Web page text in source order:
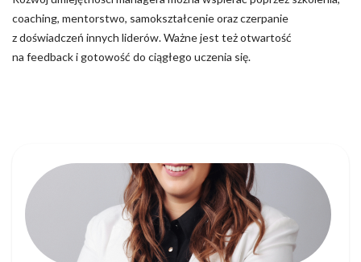
coaching, mentorstwo, samokształcenie oraz czerpanie
z doświadczeń innych liderów. Ważne jest też otwartość
na feedback i gotowość do ciągłego uczenia się.